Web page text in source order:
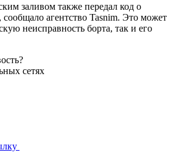
заливом также передал код о
агентство Tasnim. Это может
неисправность борта, так и его
сетях